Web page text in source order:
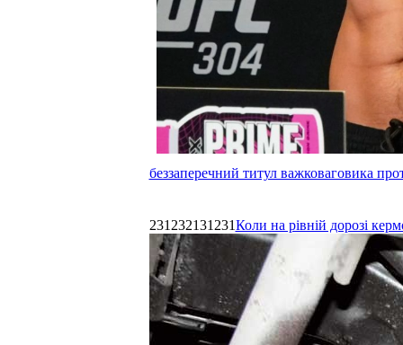
беззаперечний титул важковаговика
231232131231Коли на рівній дорозі